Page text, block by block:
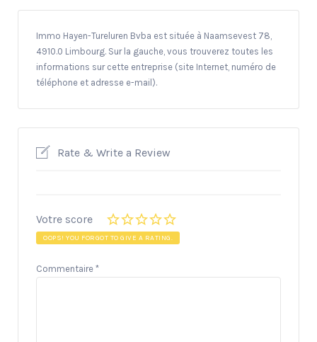
Immo Hayen-Tureluren Bvba est située à Naamsevest 78,
4910.0 Limbourg. Sur la gauche, vous trouverez toutes les
informations sur cette entreprise (site Internet, numéro de
téléphone et adresse e-mail).
Rate & Write a Review
Votre score
OOPS! YOU FORGOT TO GIVE A RATING.
Commentaire *